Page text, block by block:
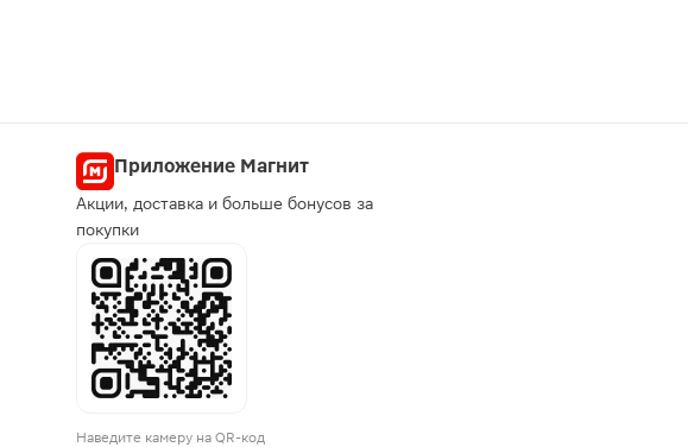
Приложение Магнит
Акции, доставка и больше бонусов за
покупки
Наведите камеру на QR-код